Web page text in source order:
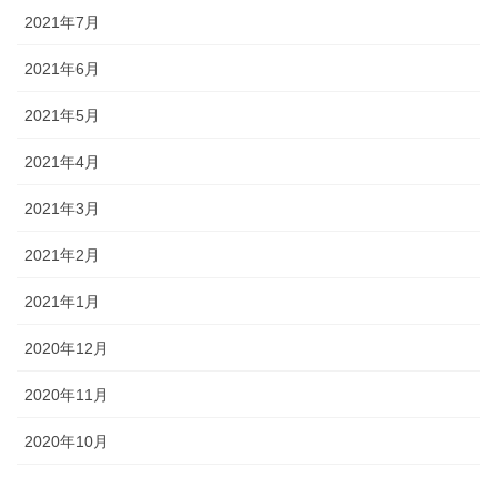
2021年7月
2021年6月
2021年5月
2021年4月
2021年3月
2021年2月
2021年1月
2020年12月
2020年11月
2020年10月